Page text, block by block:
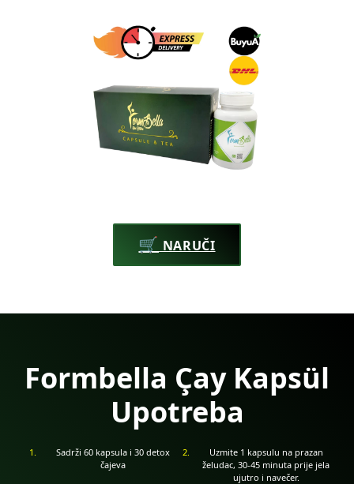
🛒 NARUČI
Formbella Çay Kapsül
Upotreba
Sadrži 60 kapsula i 30 detox
čajeva
Uzmite 1 kapsulu na prazan
želudac, 30-45 minuta prije jela
ujutro i navečer.